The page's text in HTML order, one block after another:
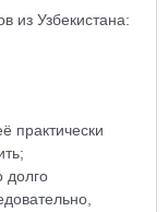
из Узбекистана:
практически
долго